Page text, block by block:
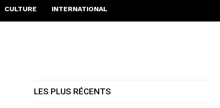
CULTURE INTERNATIONAL
LES PLUS RÉCENTS